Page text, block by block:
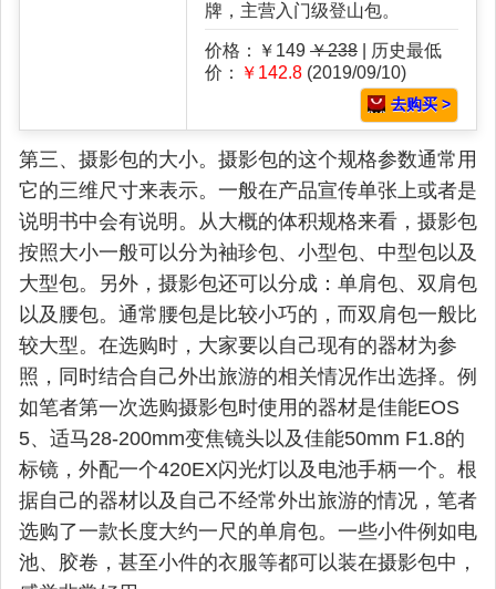
牌，主营入门级登山包。
价格：￥149 ￥238 | 历史最低
价：
￥142.8 (2019/09/10)
去购买 >
第三、摄影包的大小。摄影包的这个规格参数通常用
它的三维尺寸来表示。一般在产品宣传单张上或者是
说明书中会有说明。从大概的体积规格来看，摄影包
按照大小一般可以分为袖珍包、小型包、中型包以及
大型包。另外，摄影包还可以分成：单肩包、双肩包
以及腰包。通常腰包是比较小巧的，而双肩包一般比
较大型。在选购时，大家要以自己现有的器材为参
照，同时结合自己外出旅游的相关情况作出选择。例
如笔者第一次选购摄影包时使用的器材是佳能EOS
5、适马28-200mm变焦镜头以及佳能50mm F1.8的
标镜，外配一个420EX闪光灯以及电池手柄一个。根
据自己的器材以及自己不经常外出旅游的情况，笔者
选购了一款长度大约一尺的单肩包。一些小件例如电
池、胶卷，甚至小件的衣服等都可以装在摄影包中，